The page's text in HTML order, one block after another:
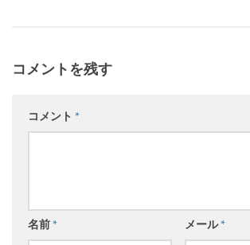
コメントを残す
コメント *
名前* メール*